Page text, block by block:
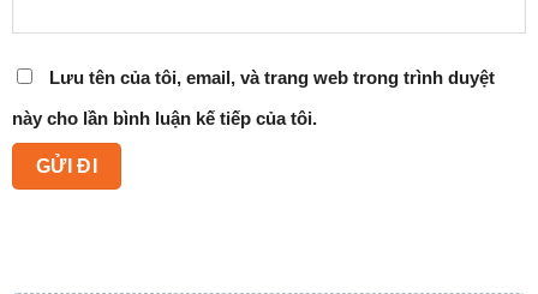
Lưu tên của tôi, email, và trang web trong trình duyệt
này cho lần bình luận kế tiếp của tôi.